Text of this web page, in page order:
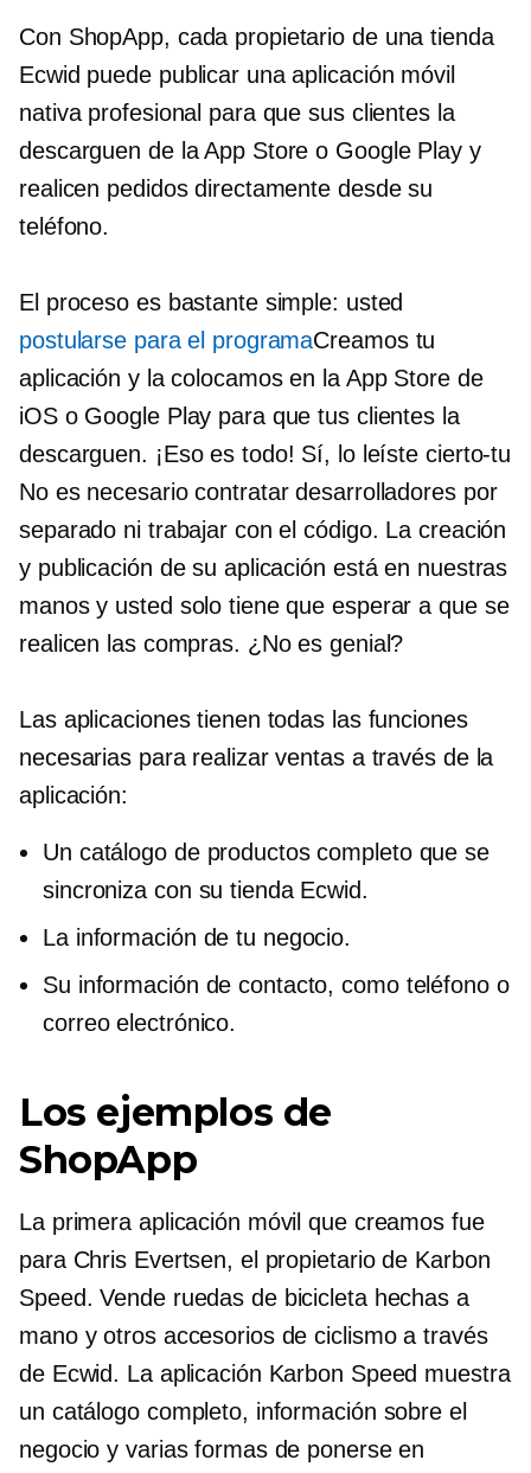
Con ShopApp, cada propietario de una tienda
Ecwid puede publicar una aplicación móvil
nativa profesional para que sus clientes la
descarguen de la App Store o Google Play y
realicen pedidos directamente desde su
teléfono.
El proceso es bastante simple: usted
postularse para el programaCreamos tu
aplicación y la colocamos en la App Store de
iOS o Google Play para que tus clientes la
descarguen. ¡Eso es todo! Sí, lo leíste cierto-tu
No es necesario contratar desarrolladores por
separado ni trabajar con el código. La creación
y publicación de su aplicación está en nuestras
manos y usted solo tiene que esperar a que se
realicen las compras. ¿No es genial?
Las aplicaciones tienen todas las funciones
necesarias para realizar ventas a través de la
aplicación:
Un catálogo de productos completo que se
sincroniza con su tienda Ecwid.
La información de tu negocio.
Su información de contacto, como teléfono o
correo electrónico.
Los ejemplos de
ShopApp
La primera aplicación móvil que creamos fue
para Chris Evertsen, el propietario de Karbon
Speed. Vende ruedas de bicicleta hechas a
mano y otros accesorios de ciclismo a través
de Ecwid. La aplicación Karbon Speed ​​muestra
un catálogo completo, información sobre el
negocio y varias formas de ponerse en